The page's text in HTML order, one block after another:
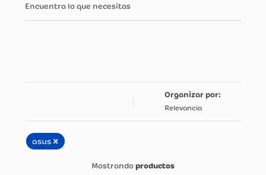
Encuentra lo que necesitas
Relevancia
asus ×
productos